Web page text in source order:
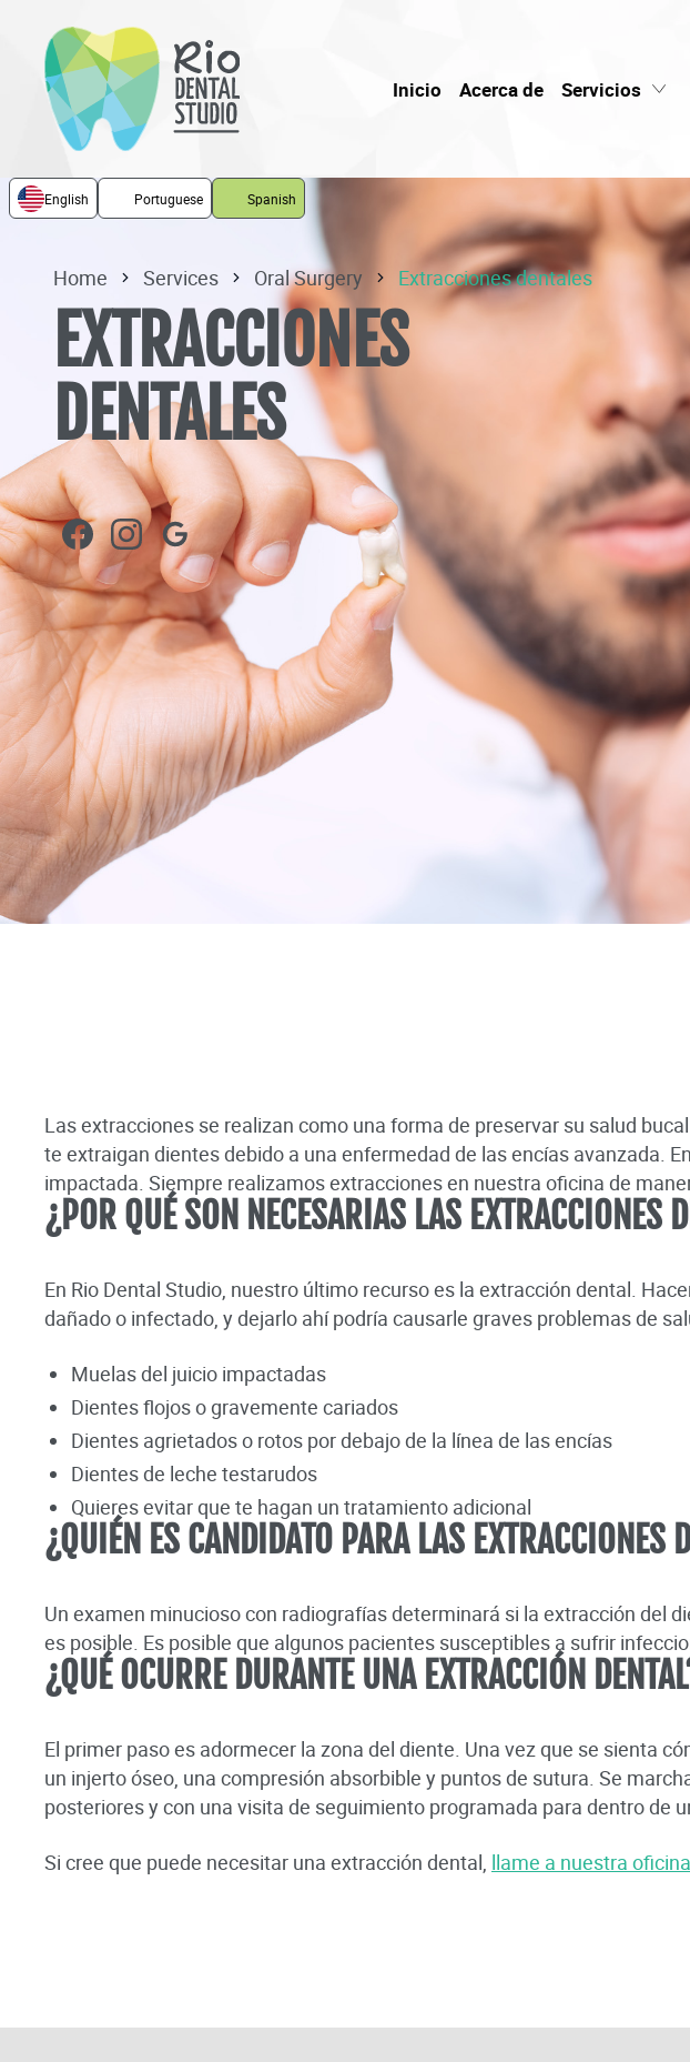
Inicio Acerca de Servicios
English Portuguese Spanish
Home Services Oral Surgery Extracciones dentales
EXTRACCIONES
DENTALES
Las extracciones se realizan como una forma de preservar su salud
te extraigan dientes debido a una enfermedad de las encías avanzada.
impactada. Siempre realizamos extracciones en nuestra oficina de
¿POR QUÉ SON NECESARIAS LAS EXTRACCIONES
En Rio Dental Studio, nuestro último recurso es la extracción dental.
dañado o infectado, y dejarlo ahí podría causarle graves problemas de
Muelas del juicio impactadas
Dientes flojos o gravemente cariados
Dientes agrietados o rotos por debajo de la línea de las encías
Dientes de leche testarudos
Quieres evitar que te hagan un tratamiento adicional
¿QUIÉN ES CANDIDATO PARA LAS EXTRACCIONES
Un examen minucioso con radiografías determinará si la extracción del
es posible. Es posible que algunos pacientes susceptibles a sufrir
¿QUÉ OCURRE DURANTE UNA EXTRACCIÓN
El primer paso es adormecer la zona del diente. Una vez que se sienta
un injerto óseo, una compresión absorbible y puntos de sutura. Se
posteriores y con una visita de seguimiento programada para dentro de
Si cree que puede necesitar una extracción dental, llame a nuestra